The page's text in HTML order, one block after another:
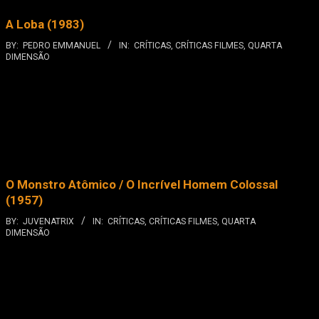
A Loba (1983)
BY: PEDRO EMMANUEL IN: CRÍTICAS, CRÍTICAS FILMES, QUARTA
DIMENSÃO
O Monstro Atômico / O Incrível Homem Colossal
(1957)
BY: JUVENATRIX IN: CRÍTICAS, CRÍTICAS FILMES, QUARTA
DIMENSÃO